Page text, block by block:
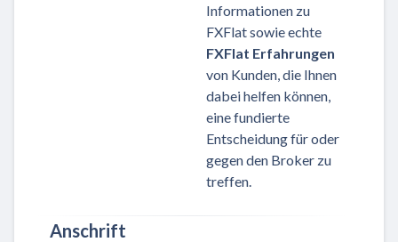
Informationen zu
FXFlat sowie echte
FXFlat Erfahrungen
von Kunden, die Ihnen
dabei helfen können,
eine fundierte
Entscheidung für oder
gegen den Broker zu
treffen.
Anschrift